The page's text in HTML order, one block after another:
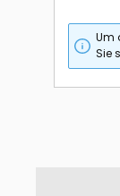
Um
Sie